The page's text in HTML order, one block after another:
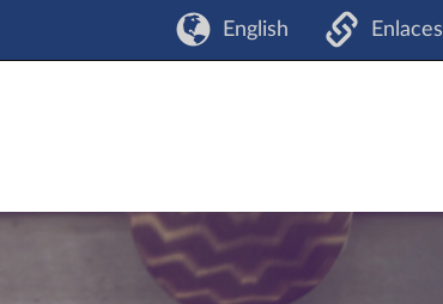
English Enlaces